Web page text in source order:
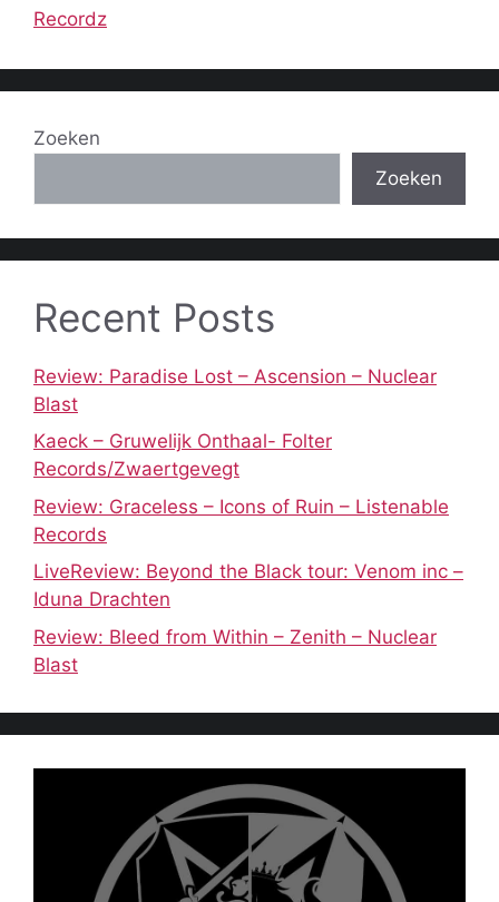
Recordz
Zoeken
Zoeken
Recent Posts
Review: Paradise Lost – Ascension – Nuclear
Blast
Kaeck – Gruwelijk Onthaal- Folter
Records/Zwaertgevegt
Review: Graceless – Icons of Ruin – Listenable
Records
LiveReview: Beyond the Black tour: Venom inc –
Iduna Drachten
Review: Bleed from Within – Zenith – Nuclear
Blast